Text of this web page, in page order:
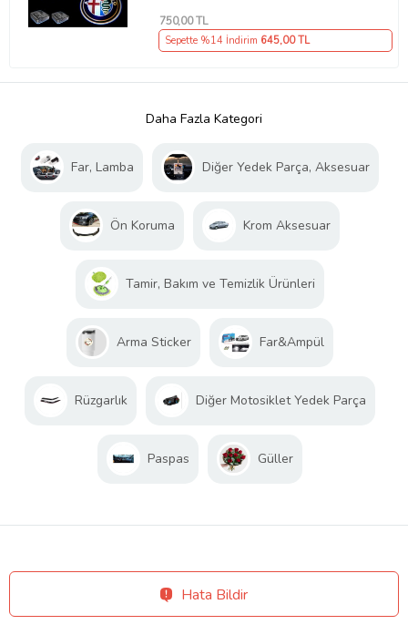
750,00 TL
Sepette %14 İndirim 645,00 TL
Daha Fazla Kategori
Far, Lamba Diğer Yedek Parça, Aksesuar
Ön Koruma Krom Aksesuar
Tamir, Bakım ve Temizlik Ürünleri
Arma Sticker Far&Ampül
Rüzgarlık Diğer Motosiklet Yedek Parça
Paspas Güller
Hata Bildir